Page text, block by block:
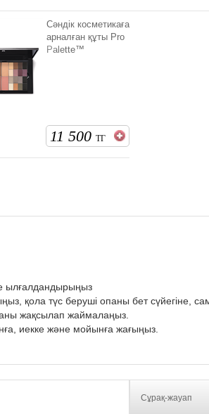
Сәндік косметикаға
арналған құты Pro
Palette™
11 500 ТГ
ылғалдандырыңыз
қола түс беруші опаны бет сүйегіне,
жақсылап жаймалаңыз.
иекке және мойынға жағыңыз.
Сұрақ-жауап